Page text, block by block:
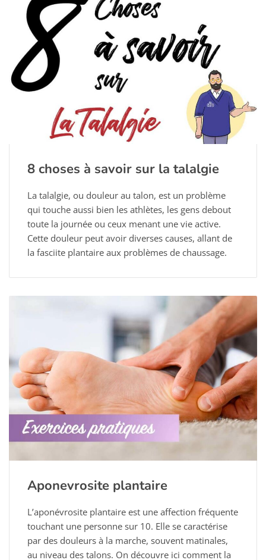
8 choses à savoir sur la talalgie
La talalgie, ou douleur au talon, est un problème
qui touche aussi bien les athlètes, les gens debout
toute la journée ou ceux menant une vie active.
Cette douleur peut avoir diverses causes, allant de
la fasciite plantaire aux problèmes de chaussage.
Aponevrosite plantaire
L’aponévrosite plantaire est une affection fréquente
touchant une personne sur 10. Elle se caractérise
par des douleurs à la marche, souvent matinales,
au niveau des talons. On découvre ici comment la